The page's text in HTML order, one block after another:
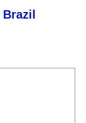
Brazil